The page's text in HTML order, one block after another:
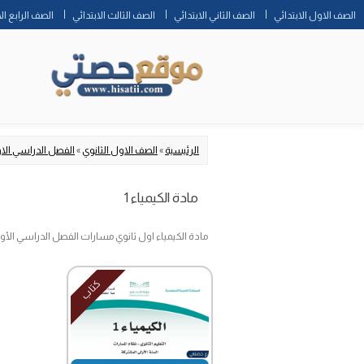
الصف الاول الابتدائي الصف الثاني الابتدائي الصف الثالث الابتدائي الصف الرابع
الرئيسية » الصف الاول الثانوي » الفصل الدراسي
مادة الكيمياء 1
مادة الكيمياء اول ثانوي مسارات الفصل الدراسي
كتاب